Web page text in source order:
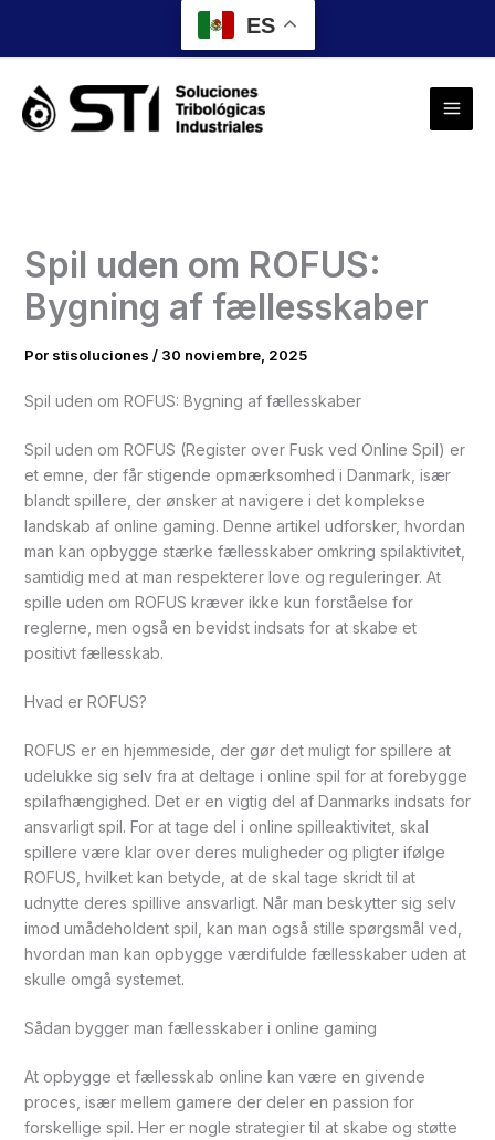
contenido
ES
Spil uden om ROFUS:
Bygning af fællesskaber
Por stisoluciones / 30 noviembre, 2025
Spil uden om ROFUS: Bygning af fællesskaber
Spil uden om ROFUS (Register over Fusk ved Online Spil) er
et emne, der får stigende opmærksomhed i Danmark, især
blandt spillere, der ønsker at navigere i det komplekse
landskab af online gaming. Denne artikel udforsker, hvordan
man kan opbygge stærke fællesskaber omkring spilaktivitet,
samtidig med at man respekterer love og reguleringer. At
spille uden om ROFUS kræver ikke kun forståelse for
reglerne, men også en bevidst indsats for at skabe et
positivt fællesskab.
Hvad er ROFUS?
ROFUS er en hjemmeside, der gør det muligt for spillere at
udelukke sig selv fra at deltage i online spil for at forebygge
spilafhængighed. Det er en vigtig del af Danmarks indsats for
ansvarligt spil. For at tage del i online spilleaktivitet, skal
spillere være klar over deres muligheder og pligter ifølge
ROFUS, hvilket kan betyde, at de skal tage skridt til at
udnytte deres spillive ansvarligt. Når man beskytter sig selv
imod umådeholdent spil, kan man også stille spørgsmål ved,
hvordan man kan opbygge værdifulde fællesskaber uden at
skulle omgå systemet.
Sådan bygger man fællesskaber i online gaming
At opbygge et fællesskab online kan være en givende
proces, især mellem gamere der deler en passion for
forskellige spil. Her er nogle strategier til at skabe og støtte